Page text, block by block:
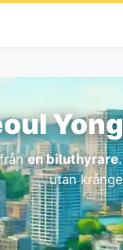
en biluthyrare
utan